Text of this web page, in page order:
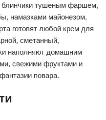
тушеным фаршем,
намазками майонезом,
готовят любой крем для
сметанный,
наполняют домашним
свежими фруктами и
повара.